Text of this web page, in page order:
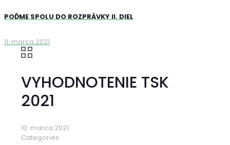
POĎME SPOLU DO ROZPRÁVKY II. DIEL
11. marca 2021
VYHODNOTENIE TSK
2021
10. marca 2021
Categories